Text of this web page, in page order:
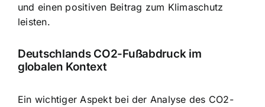
und einen positiven Beitrag zum Klimaschutz
leisten.
Deutschlands CO2-Fußabdruck im
globalen Kontext
Ein wichtiger Aspekt bei der Analyse des CO2-